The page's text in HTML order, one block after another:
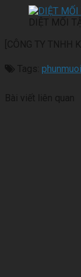
DIỆT MỐI
[CÔNG TY
Tags:
Bài viết liên quan